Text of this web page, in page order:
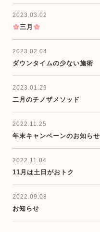
2023.03.02
三月
2023.02.04
ダウンタイムの少ない施術
2023.01.29
二月のチノザメソッド
2022.11.25
年末キャンペーンのお知らせ
2022.11.04
11月は土日がおトク
2022.09.08
お知らせ